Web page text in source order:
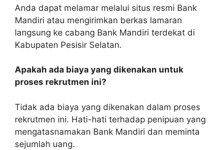
Anda dapat melamar melalui situs resmi Bank
Mandiri atau mengirimkan berkas lamaran
langsung ke cabang Bank Mandiri terdekat di
Kabupaten Pesisir Selatan.
Apakah ada biaya yang dikenakan untuk
proses rekrutmen ini?
Tidak ada biaya yang dikenakan dalam proses
rekrutmen ini. Hati-hati terhadap penipuan yang
mengatasnamakan Bank Mandiri dan meminta
sejumlah uang.